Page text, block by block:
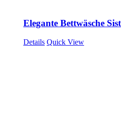
Elegante Bettwäsche
Details Quick View